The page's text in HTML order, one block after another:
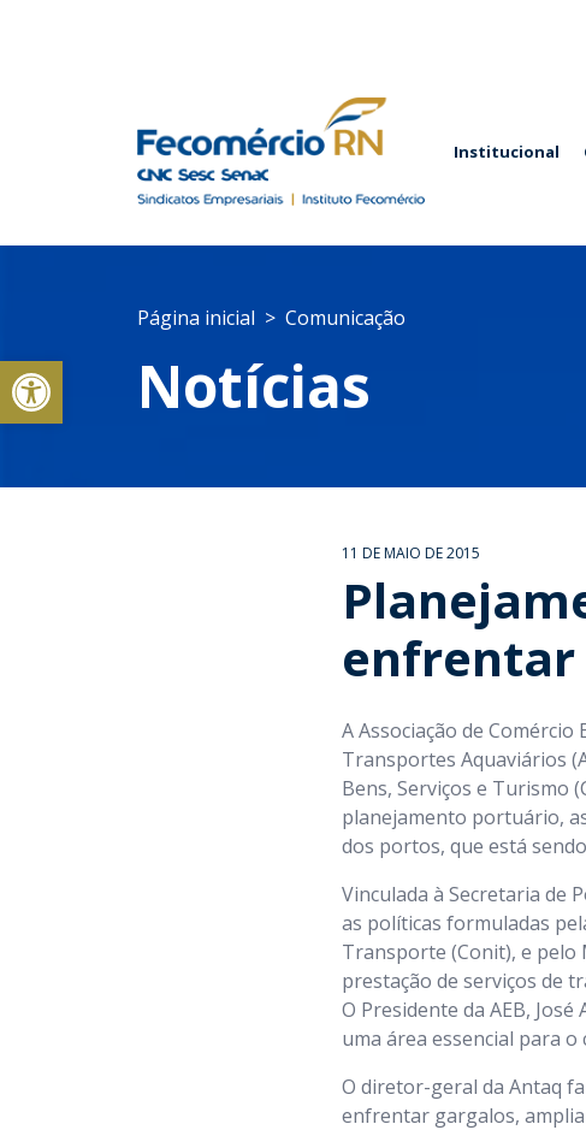
Abrir a barra de ferramentas
Institucional
Página inicial Comunicação
Notícias
11 DE MAIO DE 2015
enfrentar
A Associação de
Transportes Aquaviários
Bens, Serviços e Turismo
planejamento portuário,
dos portos, que está
Vinculada à Secretaria de
as políticas formuladas
Transporte (Conit), e pelo
prestação de serviços de
O Presidente da AEB,
uma área essencial para
O diretor-geral da Antaq
enfrentar gargalos,